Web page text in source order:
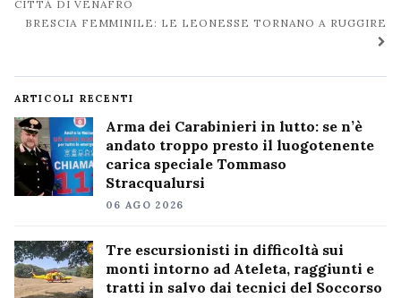
post
CITTÀ DI VENAFRO
BRESCIA FEMMINILE: LE LEONESSE TORNANO A RUGGIRE
ARTICOLI RECENTI
Arma dei Carabinieri in lutto: se n’è
andato troppo presto il luogotenente
carica speciale Tommaso
Stracqualursi
06 AGO 2026
Tre escursionisti in difficoltà sui
monti intorno ad Ateleta, raggiunti e
tratti in salvo dai tecnici del Soccorso